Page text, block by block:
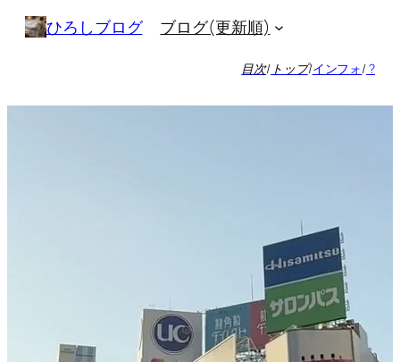
キ
ひろしブログ ブログ(更新順)
目次/ トップ/インフォ/?